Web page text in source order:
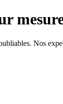
Nos